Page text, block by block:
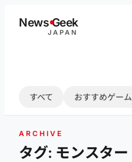
NewsGeek
JAPAN
すべて おすすめゲーム
ARCHIVE
タグ: モンスター